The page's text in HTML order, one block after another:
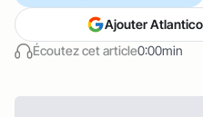
Écoutez cet article0:00min
Ajouter